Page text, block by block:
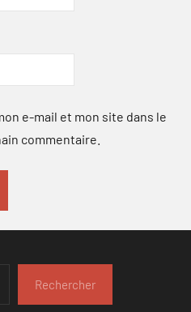
e-mail et mon site dans le
commentaire.
Rechercher